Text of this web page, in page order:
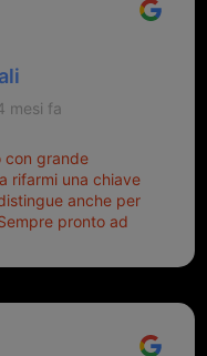
mesi fa
con grande
rifarmi una chiave
anche per
pronto ad